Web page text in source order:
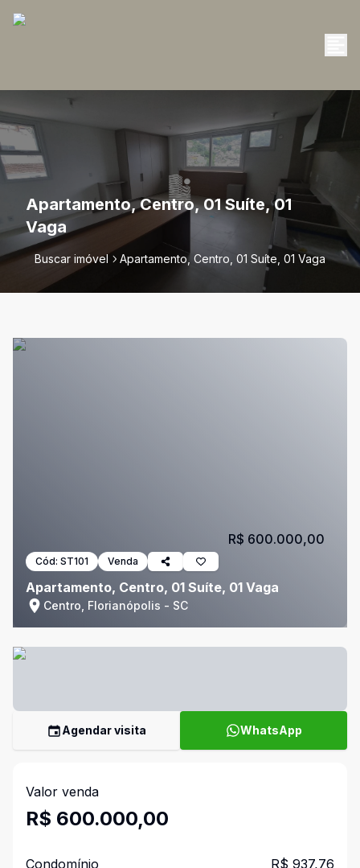
Apartamento, Centro, 01 Suíte, 01
Vaga
Buscar imóvel Apartamento, Centro, 01 Suíte, 01 Vaga
Cód: ST101 Venda
Apartamento, Centro, 01 Suíte, 01 Vaga
Centro, Florianópolis - SC
R$ 600.000,00
Agendar visita WhatsApp
Valor venda
R$ 600.000,00
Condomínio R$ 937,76